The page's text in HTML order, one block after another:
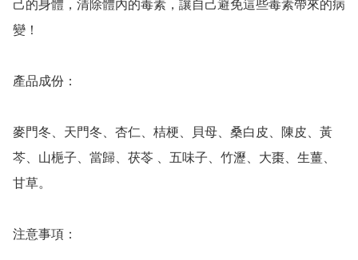
己的身體，清除體內的毒素，讓自己避免這些毒素帶來的病
變！
產品成份：
麥門冬、天門冬、杏仁、桔梗、貝母、桑白皮、陳皮、黃
芩、山梔子、當歸、茯苓 、五味子、竹瀝、大棗、生薑、
甘草。
注意事項：